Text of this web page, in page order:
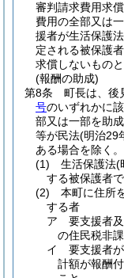
審判請求費用求
費用の全部又は
援者が生活保護法
定される被保護
求償しないものと
(報酬の助成)
第8条
町長は、後
号のいずれかに
部又は一部を助
等が民法(明治29
ある場合を除く。
(1)
生活保護法(
する被保護者
(2)
本町に住所
する者
ア
要支援者
の住民税非
イ
要支援者
計額が報酬